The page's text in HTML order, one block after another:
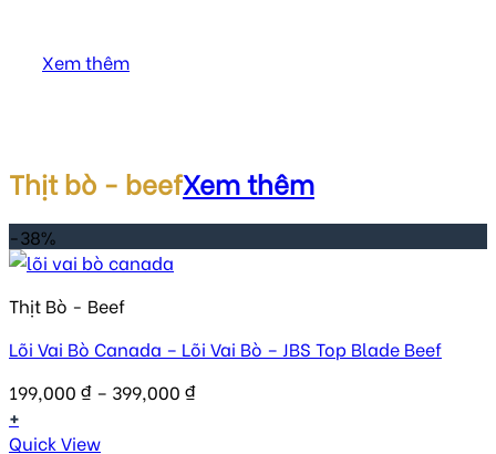
Xem thêm
Thịt bò - beefXem thêm
-38%
Thịt Bò - Beef
Lõi Vai Bò Canada – Lõi Vai Bò – JBS Top Blade Beef
199,000 ₫ – 399,000 ₫
+
Quick View